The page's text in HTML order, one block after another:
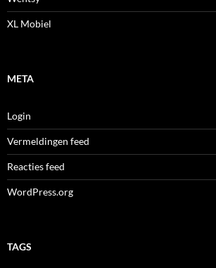
XL Mobiel
META
Login
Vermeldingen feed
Reacties feed
WordPress.org
TAGS